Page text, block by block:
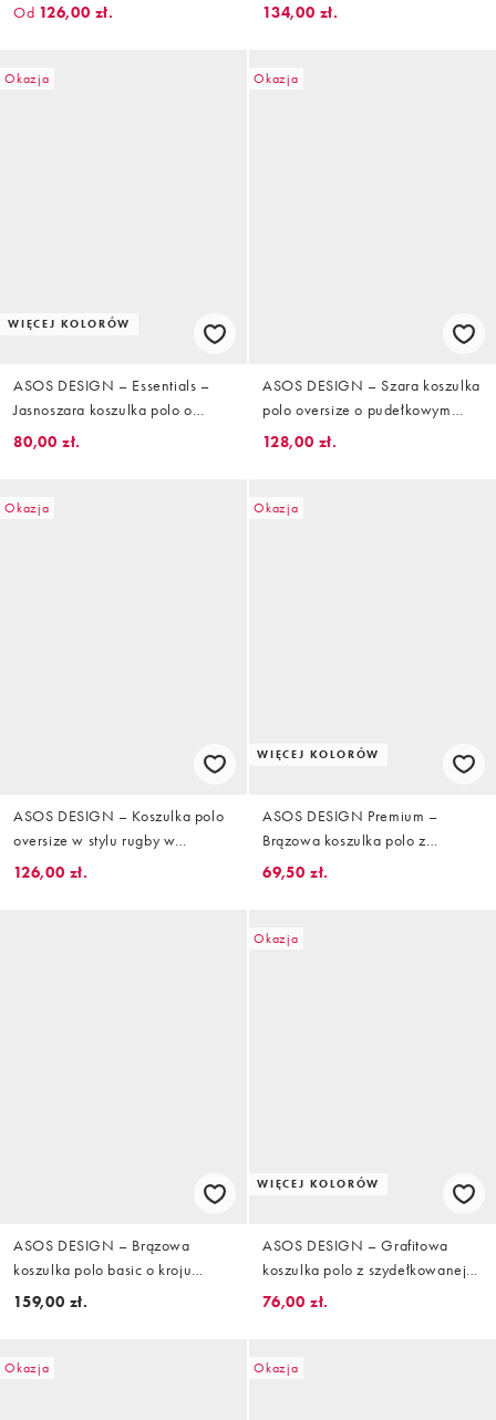
polo o kroju podkreślającym
Od 126,00 zł.
bieli, w paski, z grafiką
134,00 zł.
Okazja
WIĘCEJ KOLORÓW
ASOS DESIGN – Essentials –
Jasnoszara koszulka polo o
regularnym kroju z piki
80,00 zł.
Okazja
ASOS DESIGN – Szara koszulka
polo oversize o pudełkowym
kroju ze sportową grafiką
128,00 zł.
Okazja
ASOS DESIGN – Koszulka polo
oversize w stylu rugby w
czerwone paski
126,00 zł.
Okazja
WIĘCEJ KOLORÓW
ASOS DESIGN Premium –
Brązowa koszulka polo z
bawełny SUPIMA® o
69,50 zł.
ASOS DESIGN – Brązowa
koszulka polo basic o kroju
oversize z dzianiny o delikatnym
159,00 zł.
Okazja
WIĘCEJ KOLORÓW
ASOS DESIGN – Grafitowa
koszulka polo z szydełkowanej
dzianiny o luźnym kroju z
76,00 zł.
Okazja Okazja